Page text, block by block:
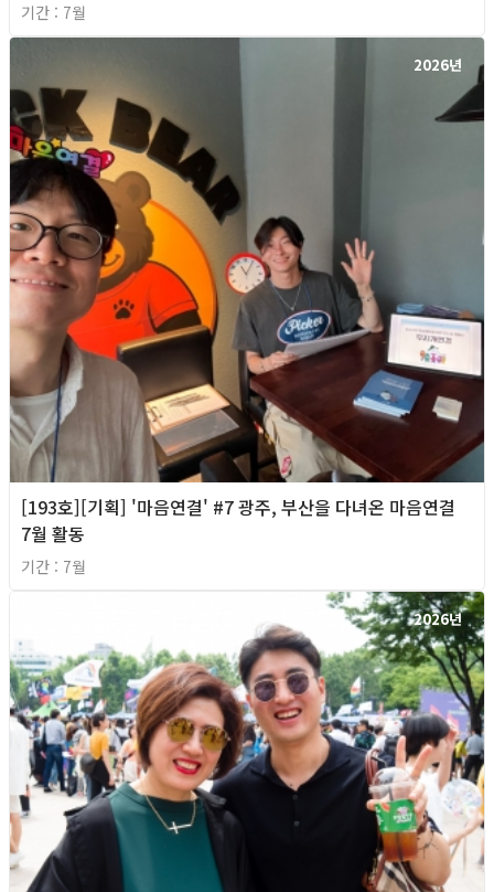
기간 : 7월
2026년
[193호][기획] '마음연결' #7 광주, 부산을 다녀온 마음연결
7월 활동
기간 : 7월
2026년